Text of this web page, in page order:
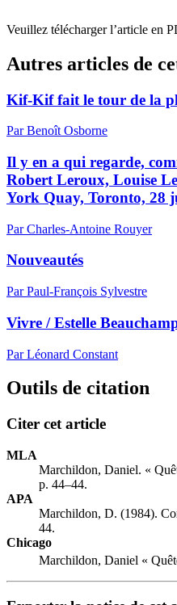
Veuillez télécharger l’article en
Autres articles de
Kif-Kif fait le tour de la
Par Benoît Osborne
Il y en a qui regarde,
Robert Leroux, Louise
York Quay, Toronto, 28
Par Charles-Antoine Rouyer
Nouveautés
Par Paul-François Sylvestre
Vivre / Estelle
Par Léonard Constant
Outils de citation
Citer cet article
MLA
Marchildon, Daniel. «
p. 44–44.
APA
Marchildon, D. (1984).
44.
Chicago
Marchildon, Daniel «